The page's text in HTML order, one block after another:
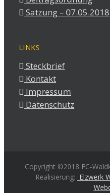
Satzung – 07.05.2018
LINKS
Steckbrief
Kontakt
Impressum
Datenschutz
Copyright ©2018 FC-
Realisierung: Elzwerk